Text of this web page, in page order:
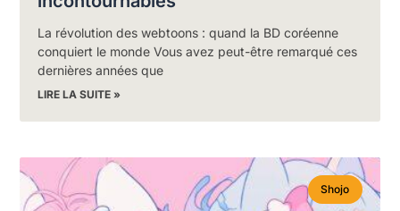
La révolution des webtoons : quand la BD coréenne
conquiert le monde Vous avez peut-être remarqué ces
dernières années que
LIRE LA SUITE »
Shojo